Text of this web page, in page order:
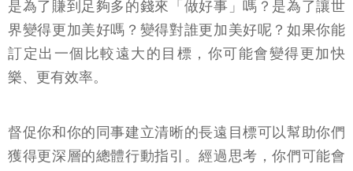
是為了賺到足夠多的錢來「做好事」嗎？是為了讓世
界變得更加美好嗎？變得對誰更加美好呢？如果你能
訂定出一個比較遠大的目標，你可能會變得更加快
樂、更有效率。
督促你和你的同事建立清晰的長遠目標可以幫助你們
獲得更深層的總體行動指引。經過思考，你們可能會